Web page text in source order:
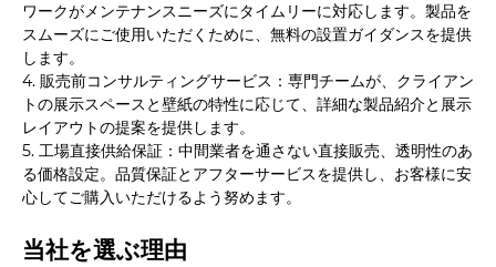
ワークがメンテナンスニーズにタイムリーに対応します。製品を
スムーズにご使用いただくために、無料の設置ガイダンスを提供
します。
4. 販売前コンサルティングサービス：専門チームが、クライアン
トの展示スペースと壁紙の特性に応じて、詳細な製品紹介と展示
レイアウトの提案を提供します。
5. 工場直接供給保証：中間業者を通さない直接販売、透明性のあ
る価格設定。品質保証とアフターサービスを提供し、お客様に安
心してご購入いただけるよう努めます。
当社を選ぶ理由